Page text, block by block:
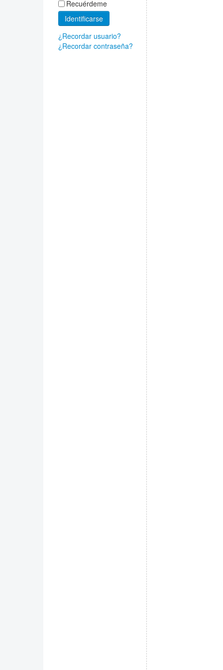
Recuérdeme
Identificarse
¿Recordar usuario?
¿Recordar contraseña?